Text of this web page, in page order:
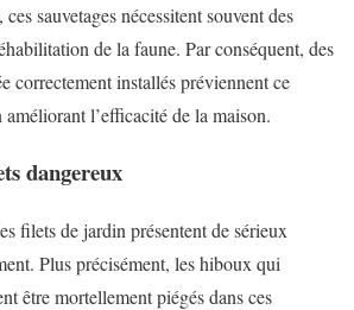
sauvetages nécessitent souvent des
de la faune. Par conséquent, des
correctement installés préviennent ce
l’efficacité de la maison.
dangereux
filets de jardin présentent de sérieux
Plus précisément, les hiboux qui
être mortellement piégés dans ces